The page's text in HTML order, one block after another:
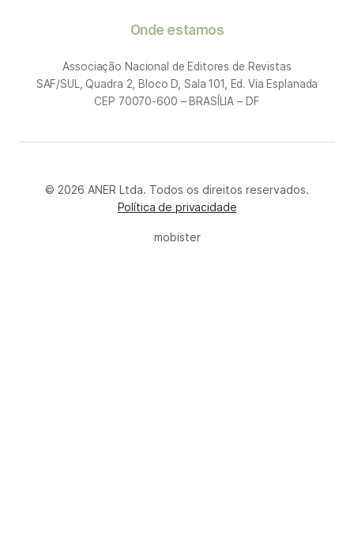
Onde estamos
Associação Nacional de Editores de Revistas
SAF/SUL, Quadra 2, Bloco D, Sala 101, Ed. Via Esplanada
CEP 70070-600 – BRASÍLIA – DF
© 2026 ANER Ltda. Todos os direitos reservados.
Política de privacidade
mobister